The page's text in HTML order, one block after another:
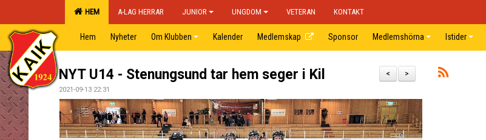
HEM A-LAG HERRAR JUNIOR UNGDOM VETERAN KONTAKT
Hem Nyheter Om Klubben Kalender Medlemskap Sponsor Medlemshörna Istider
>
<
NYT U14 - Stenungsund tar hem seger i Kil
2021-09-13 22:31